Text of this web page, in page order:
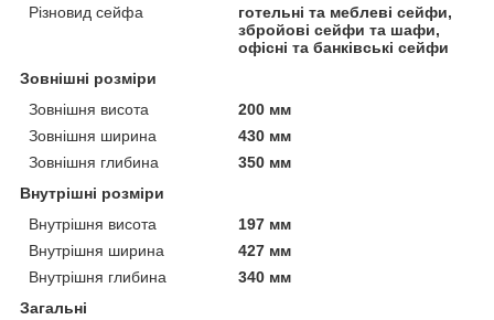
Різновид сейфа
готельні та меблеві сейфи,
збройові сейфи та шафи,
офісні та банківські сейфи
Зовнішні розміри
Зовнішня висота
200 мм
Зовнішня ширина
430 мм
Зовнішня глибина
350 мм
Внутрішні розміри
Внутрішня висота
197 мм
Внутрішня ширина
427 мм
Внутрішня глибина
340 мм
Загальні